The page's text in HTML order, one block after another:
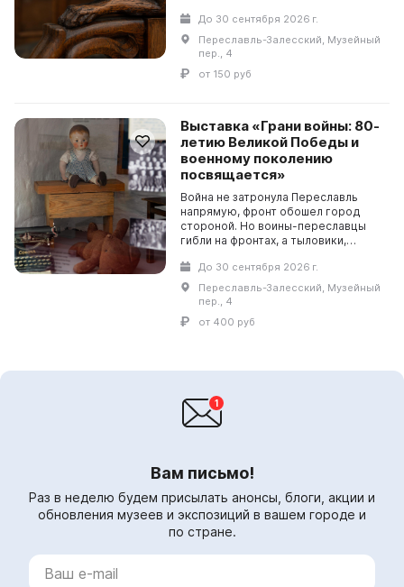
художественные ценности и
бытовые вещи из разрушенны...
До 30 сентября 2026 г.
Переславль-Залесский, Музейный
пер., 4
от 150 руб
Выставка «Грани войны: 80-
летию Великой Победы и
военному поколению
посвящается»
Война не затронула Переславль
напрямую, фронт обошел город
стороной. Но воины-переславцы
гибли на фронтах, а тыловики,
лишения, трудились на благо
общего дела, приближая...
До 30 сентября 2026 г.
Переславль-Залесский, Музейный
пер., 4
от 400 руб
Вам письмо!
Раз в неделю будем присылать анонсы, блоги, акции и
обновления музеев и экспозиций в вашем городе и
по стране.